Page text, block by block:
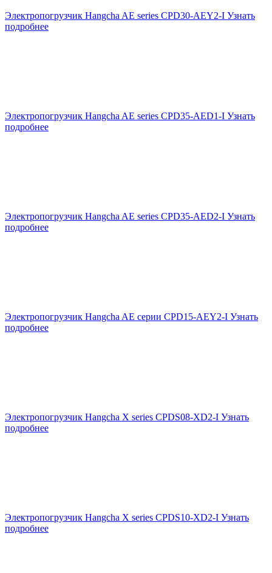
Электропогрузчик Hangcha AE series CPD30-AEY2-I Узнать
подробнее
Электропогрузчик Hangcha AE series CPD35-AED1-I Узнать
подробнее
Электропогрузчик Hangcha AE series CPD35-AED2-I Узнать
подробнее
Электропогрузчик Hangcha AE серии CPD15-AEY2-I Узнать
подробнее
Электропогрузчик Hangcha X series CPDS08-XD2-I Узнать
подробнее
Электропогрузчик Hangcha X series CPDS10-XD2-I Узнать
подробнее